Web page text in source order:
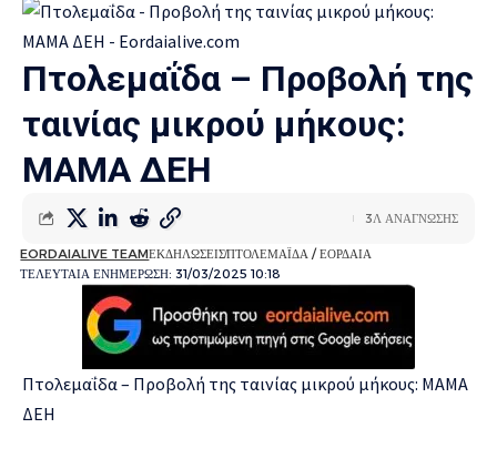
Πτολεμαΐδα – Προβολή της
ταινίας μικρού μήκους:
ΜΑΜΑ ΔΕΗ
ΤΕΛΕΥΤΑΙΑ ΕΝΗΜΕΡΩΣΗ: 31/03/2025 10:18
EORDAIALIVE TEAMΕΚΔΗΛΩΣΕΙΣΠΤΟΛΕΜΑΪΔΑ / ΕΟΡΔΑΙΑ
3Λ ΑΝΑΓΝΩΣΗΣ
Πτολεμαΐδα – Προβολή της ταινίας μικρού μήκους: ΜΑΜΑ
ΔΕΗ